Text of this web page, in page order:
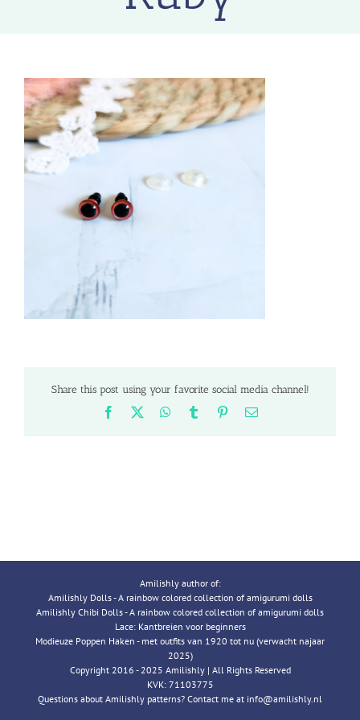
Share this post using your favorite social media channel!
Facebook WhatsApp
Tumblr PinterestEmail
Amilishly author of:
Amilishly Dolls - A rainbow colored collection of amigurumi dolls
Amilishly Chibi Dolls - A rainbow colored collection of amigurumi dolls
Lace: Kantbreien voor beginners
Modieuze Poppen Haken - met outfits van 1920 tot nu (verwacht najaar
2025)
Copyright 2016 - 2025 Amilishly | All Rights Reserved
KVK: 71103775
Questions about Amilishly patterns? Contact me at info@amilishly.nl